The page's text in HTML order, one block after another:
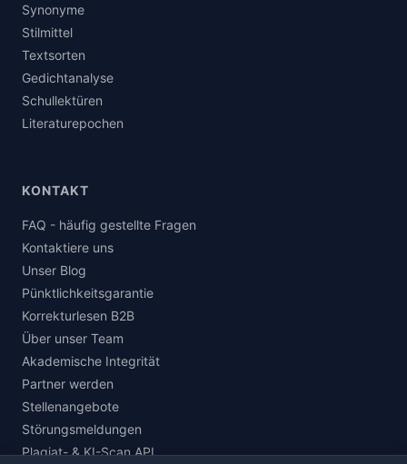
Synonyme
Stilmittel
Textsorten
Gedichtanalyse
Schullektüren
Literaturepochen
KONTAKT
FAQ - häufig gestellte Fragen
Kontaktiere uns
Unser Blog
Pünktlichkeitsgarantie
Korrekturlesen B2B
Über unser Team
Akademische Integrität
Partner werden
Stellenangebote
Störungsmeldungen
Plagiat- & KI-Scan API